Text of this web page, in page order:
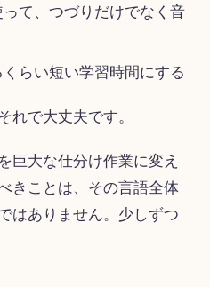
て、つづりだけでなく音
らい短い学習時間にする
れで大丈夫です。
巨大な仕分け作業に変え
きことは、その言語全体
はありません。少しずつ